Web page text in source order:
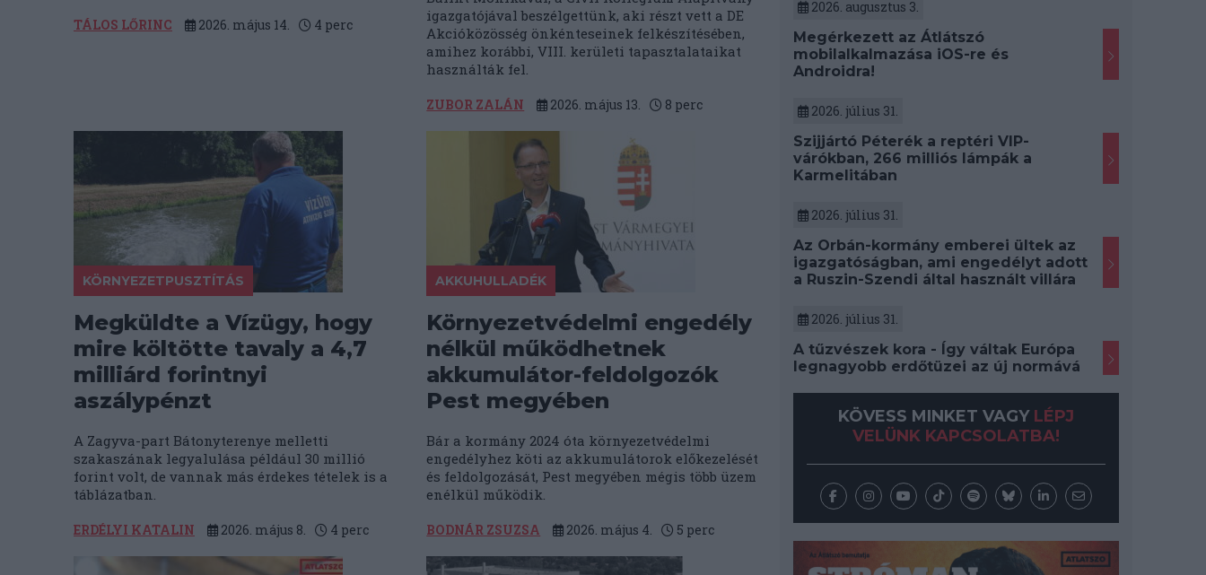
TÁLOS LŐRINC 2026. május 14. 4 perc
igazgatójával beszélgettünk, aki részt vett a DE
Akcióközösség önkénteseinek felkészítésében,
amihez korábbi, VIII. kerületi tapasztalataikat
használták fel.
ZUBOR ZALÁN 2026. május 13. 8 perc
KÖRNYEZETPUSZTÍTÁS
Megküldte a Vízügy, hogy
mire költötte tavaly a 4,7
milliárd forintnyi
aszálypénzt
A Zagyva-part Bátonyterenye melletti
szakaszának legyalulása például 30 millió
forint volt, de vannak más érdekes tételek is a
táblázatban.
ERDÉLYI KATALIN 2026. május 8. 4 perc
AKKUHULLADÉK
Környezetvédelmi engedély
nélkül működhetnek
akkumulátor-feldolgozók
Pest megyében
Bár a kormány 2024 óta környezetvédelmi
engedélyhez köti az akkumulátorok előkezelését
és feldolgozását, Pest megyében mégis több üzem
enélkül működik.
BODNÁR ZSUZSA 2026. május 4. 5 perc
2026. augusztus 3.
Megérkezett az Átlátszó
mobilalkalmazása iOS-re és
Androidra!
2026. július 31.
Szijjártó Péterék a reptéri VIP-
várókban, 266 milliós lámpák a
Karmelitában
2026. július 31.
Az Orbán-kormány emberei ültek az
igazgatóságban, ami engedélyt adott
a Ruszin-Szendi által használt villára
2026. július 31.
A tűzvészek kora - Így váltak Európa
legnagyobb erdőtüzei az új normává
KÖVESS MINKET VAGY LÉPJ
VELÜNK KAPCSOLATBA!